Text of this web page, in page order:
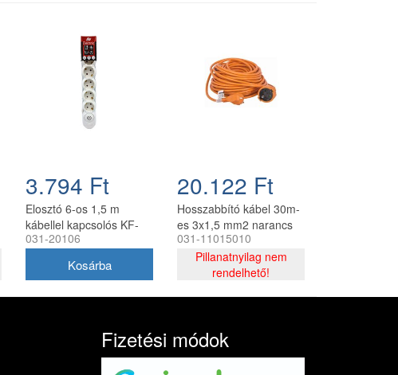
3.794 Ft
Elosztó 6-os 1,5 m
kábellel kapcsolós KF-
06CK-1,5m SzP
031-20106
20.122 Ft
Hosszabbító kábel 30m-
es 3x1,5 mm2 narancs
SHL30N
031-11015010
Pillanatnyilag nem
rendelhető!
Fizetési módok